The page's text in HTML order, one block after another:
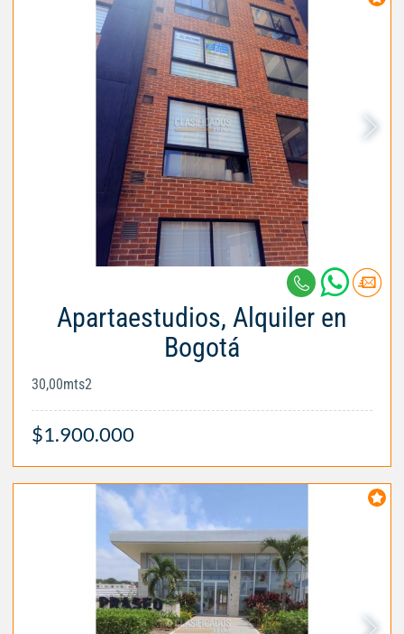
Apartaestudios, Alquiler en
Bogotá
30,00mts2
$1.900.000